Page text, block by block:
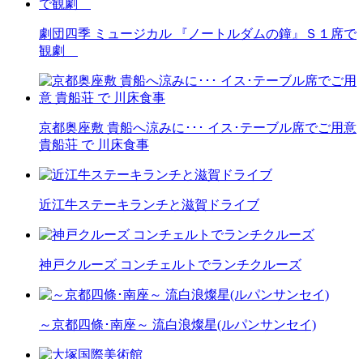
劇団四季 ミュージカル 『ノートルダムの鐘』Ｓ１席で
観劇
京都奥座敷 貴船へ涼みに･･･ イス･テーブル席でご用意
貴船荘 で 川床食事
近江牛ステーキランチと滋賀ドライブ
神戸クルーズ コンチェルトでランチクルーズ
～京都四條･南座～ 流白浪燦星(ルパンサンセイ)